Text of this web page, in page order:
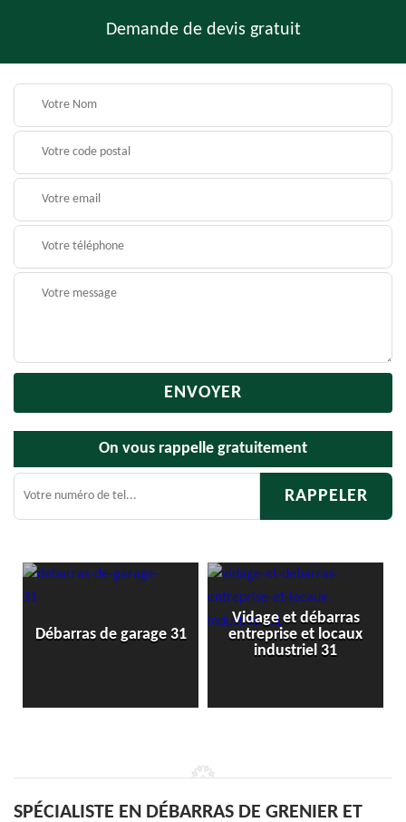
Demande de devis gratuit
On vous rappelle gratuitement
de garage 31
Vidage et débarras
entreprise et locaux
industriel 31
Débarras
SPÉCIALISTE EN DÉBARRAS DE GRENIER ET